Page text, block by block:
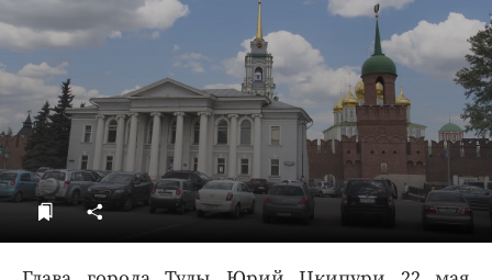
Голодный шпион